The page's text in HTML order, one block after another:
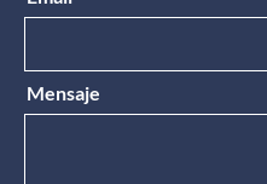
Mensaje